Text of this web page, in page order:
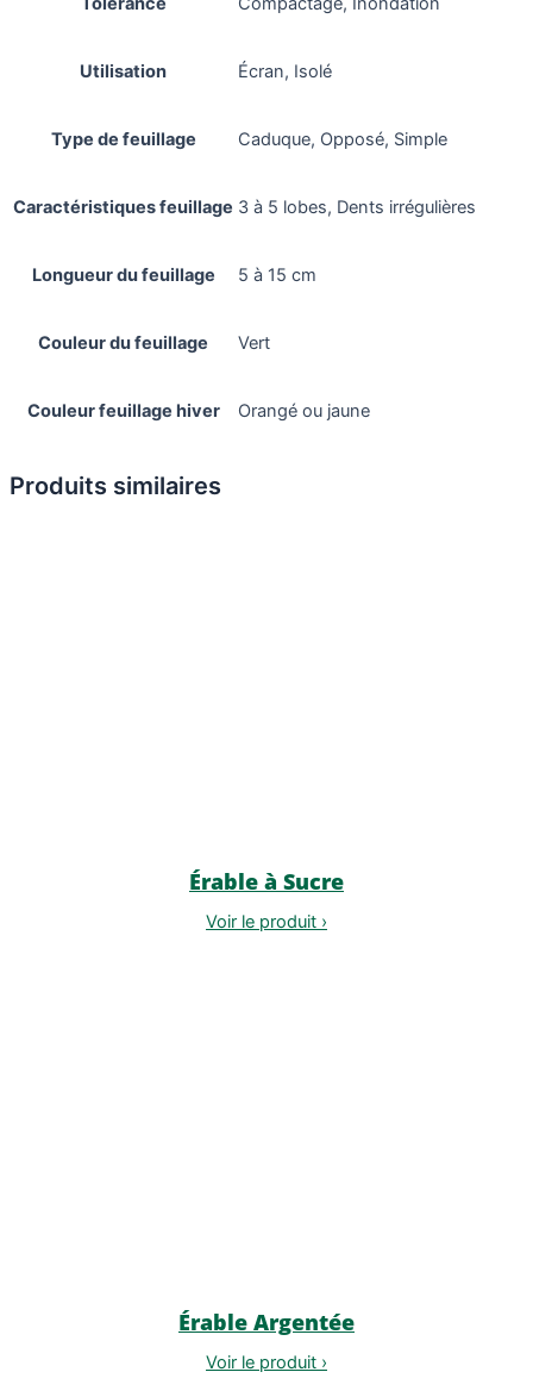
Utilisation Écran, Isolé
Type de feuillage Caduque, Opposé, Simple
Caractéristiques feuillage 3 à 5 lobes, Dents irrégulières
Longueur du feuillage 5 à 15 cm
Couleur du feuillage Vert
Couleur feuillage hiver Orangé ou jaune
Produits similaires
Érable à Sucre
Voir le produit ›
Érable Argentée
Voir le produit ›